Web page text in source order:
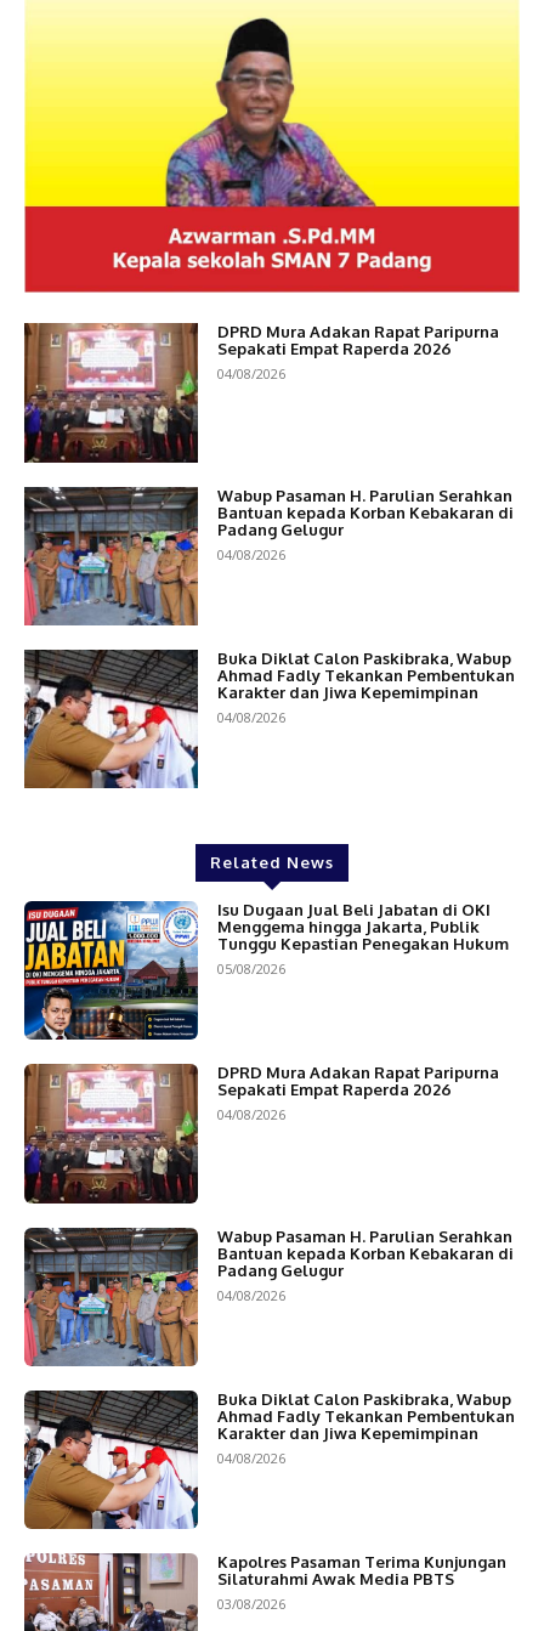
DPRD Mura Adakan Rapat Paripurna
Sepakati Empat Raperda 2026
04/08/2026
Wabup Pasaman H. Parulian Serahkan
Bantuan kepada Korban Kebakaran di
Padang Gelugur
04/08/2026
Buka Diklat Calon Paskibraka, Wabup
Ahmad Fadly Tekankan Pembentukan
Karakter dan Jiwa Kepemimpinan
04/08/2026
Related News
Isu Dugaan Jual Beli Jabatan di OKI
Menggema hingga Jakarta, Publik
Tunggu Kepastian Penegakan Hukum
05/08/2026
DPRD Mura Adakan Rapat Paripurna
Sepakati Empat Raperda 2026
04/08/2026
Wabup Pasaman H. Parulian Serahkan
Bantuan kepada Korban Kebakaran di
Padang Gelugur
04/08/2026
Buka Diklat Calon Paskibraka, Wabup
Ahmad Fadly Tekankan Pembentukan
Karakter dan Jiwa Kepemimpinan
04/08/2026
Kapolres Pasaman Terima Kunjungan
Silaturahmi Awak Media PBTS
03/08/2026